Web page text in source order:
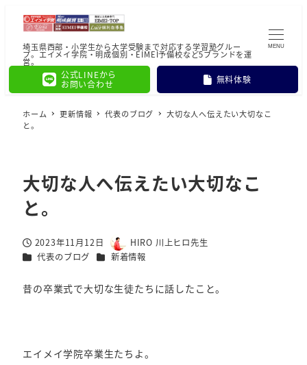
埼玉県西部・小学生から大学受験まで対応する学習塾グルー
プ。エイメイ学院・明成個別・EIMEI予備校など5ブランドを運
営。
公式LINEから
お問い合わせ
無料体験
MENU
ホーム 更新情報 代表のブログ
大切な人へ伝えたい大切なこ
と。
大切な人へ伝えたい大切なこ
と。
投稿日2023年11月12日
著
者
HIRO 川上ヒロ先生
カテゴリー
代表のブログ カテゴリー
新着情報
昔の卒業式で大切な生徒たちに話したこと。
エイメイ学院卒業生たちよ。